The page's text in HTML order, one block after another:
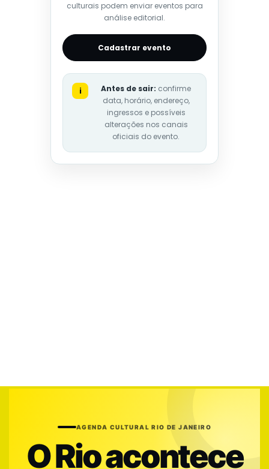
culturais podem enviar eventos para
análise editorial.
Cadastrar evento
i Antes de sair: confirme
data, horário, endereço,
ingressos e possíveis
alterações nos canais
oficiais do evento.
AGENDA CULTURAL RIO DE JANEIRO
O Rio acontece